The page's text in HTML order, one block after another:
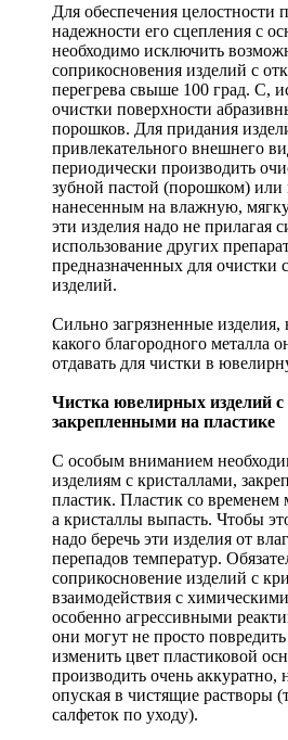
Для обеспечения целостности
надежности его сцепления с
необходимо исключить
соприкосновения изделий с
перегрева свыше 100 град. С,
очистки поверхности
порошков. Для придания
привлекательного внешнего
периодически производить
зубной пастой (порошком) или
нанесенным на влажную,
эти изделия надо не прилагая
использование других
предназначенных для очистки
изделий.
Сильно загрязненные изделия,
какого благородного металла
отдавать для чистки в
Чистка ювелирных изделий
закрепленными на пластике
С особым вниманием
изделиям с кристаллами,
пластик. Пластик со временем
а кристаллы выпасть. Чтобы
надо беречь эти изделия от
перепадов температур.
соприкосновение изделий с
взаимодействия с
особенно агрессивными
они могут не просто
изменить цвет пластиковой
производить очень аккуратно,
опуская в чистящие растворы
салфеток по уходу).